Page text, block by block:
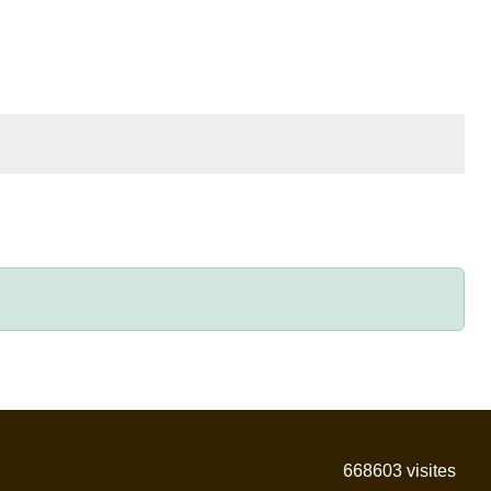
668603 visites